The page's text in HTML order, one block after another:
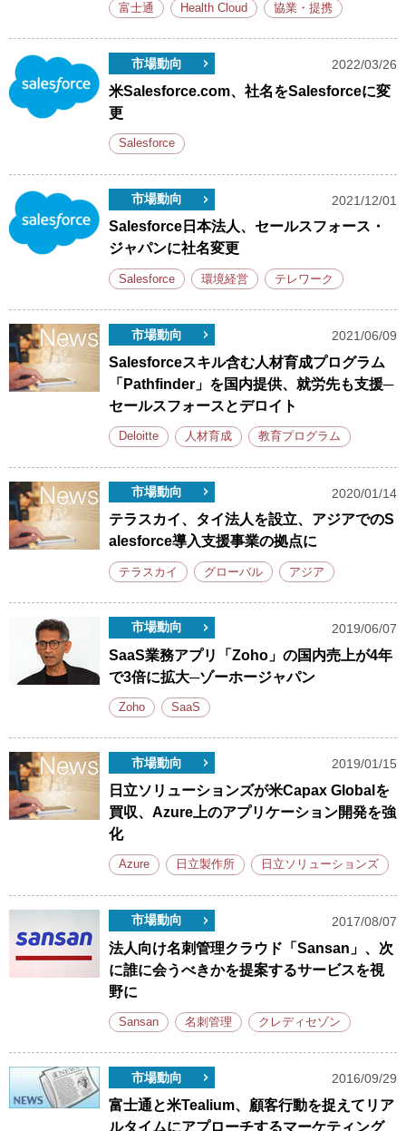
富士通 Health Cloud 協業・提携
市場動向 2022/03/26
米Salesforce.com、社名をSalesforceに変
更
Salesforce
市場動向 2021/12/01
Salesforce日本法人、セールスフォース・
ジャパンに社名変更
Salesforce 環境経営 テレワーク
市場動向 2021/06/09
Salesforceスキル含む人材育成プログラム
「Pathfinder」を国内提供、就労先も支援─
セールスフォースとデロイト
Deloitte 人材育成 教育プログラム
市場動向 2020/01/14
テラスカイ、タイ法人を設立、アジアでのS
alesforce導入支援事業の拠点に
テラスカイ グローバル アジア
市場動向 2019/06/07
SaaS業務アプリ「Zoho」の国内売上が4年
で3倍に拡大─ゾーホージャパン
Zoho SaaS
市場動向 2019/01/15
日立ソリューションズが米Capax Globalを
買収、Azure上のアプリケーション開発を強
化
Azure 日立製作所 日立ソリューションズ
市場動向 2017/08/07
法人向け名刺管理クラウド「Sansan」、次
に誰に会うべきかを提案するサービスを視
野に
Sansan 名刺管理 クレディセゾン
市場動向 2016/09/29
富士通と米Tealium、顧客行動を捉えてリア
ルタイムにアプローチするマーケティング